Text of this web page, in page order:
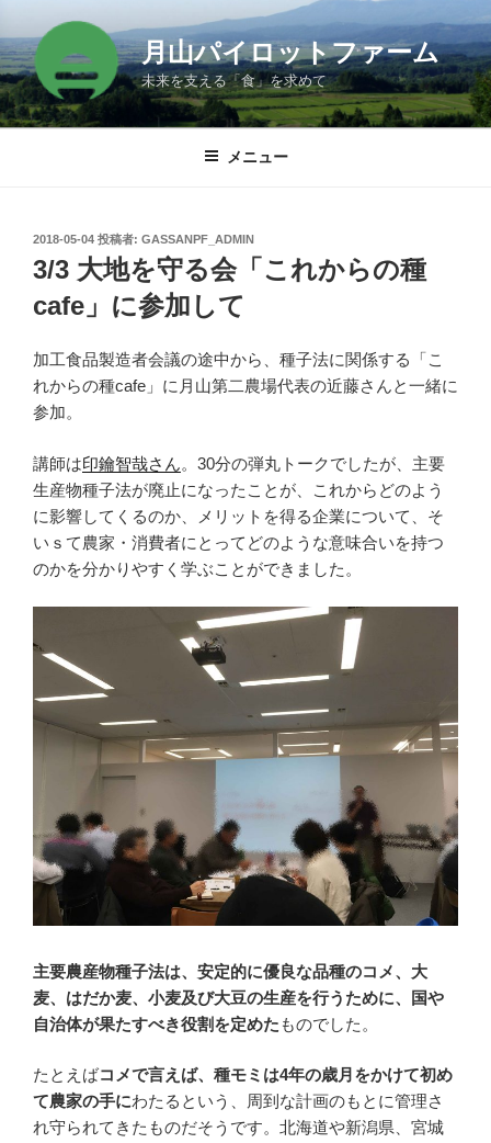
ン
テ
ン
ツ
月山パイロットファーム
未来を支える「食」を求めて
メニュー
投
稿
日:
2018-05-04 投稿者: GASSANPF_ADMIN
3/3 大地を守る会「これからの種
cafe」に参加して
加工食品製造者会議の途中から、種子法に関係する「こ
れからの種cafe」に月山第二農場代表の近藤さんと一緒に
参加。
講師は印鑰智哉さん。30分の弾丸トークでしたが、主要
生産物種子法が廃止になったことが、これからどのよう
に影響してくるのか、メリットを得る企業について、そ
いｓて農家・消費者にとってどのような意味合いを持つ
のかを分かりやすく学ぶことができました。
主要農産物種子法は、安定的に優良な品種のコメ、大
麦、はだか麦、小麦及び大豆の生産を行うために、国や
自治体が果たすべき役割を定めた ものでした。
たとえばコメで言えば、種モミは4年の歳月をかけて初め
て農家の手にわたるという、周到な計画のもとに管理さ
れ守られてきたものだそうです。北海道や新潟県、宮城